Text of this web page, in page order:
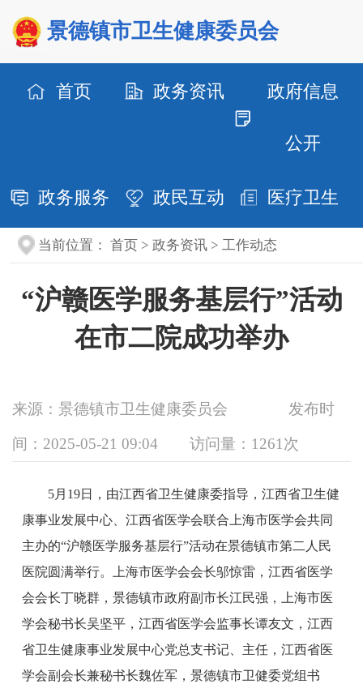
景德镇市卫生健康委员会
首页 政务资讯 政府信息
公开
政务服务 政民互动 医疗卫生
当前位置： 首页> 政务资讯> 工作动态
“沪赣医学服务基层行”活动
在市二院成功举办
来源：景德镇市卫生健康委员会 发布时
间：2025-05-21 09:04 访问量： 1261次
5月19日，由江西省卫生健康委指导，江西省卫生健
康事业发展中心、江西省医学会联合上海市医学会共同
主办的“沪赣医学服务基层行”活动在景德镇市第二人民
医院圆满举行。上海市医学会会长邬惊雷，江西省医学
会会长丁晓群，景德镇市政府副市长江民强，上海市医
学会秘书长吴坚平，江西省医学会监事长谭友文，江西
省卫生健康事业发展中心党总支书记、主任，江西省医
学会副会长兼秘书长魏佐军，景德镇市卫健委党组书